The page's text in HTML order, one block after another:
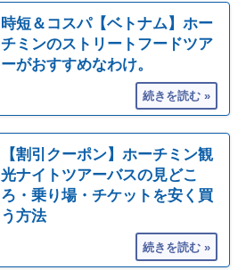
時短＆コスパ【ベトナム】ホー
チミンのストリートフードツア
ーがおすすめなわけ。
【割引クーポン】ホーチミン観
光ナイトツアーバスの見どこ
ろ・乗り場・チケットを安く買
う方法